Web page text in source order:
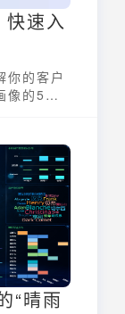
速入
你的客户
像的5个
建有效客
“晴雨